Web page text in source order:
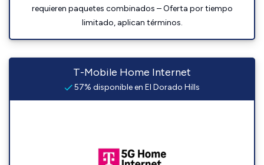
requieren paquetes combinados – Oferta por tiempo
limitado, aplican términos.
T-Mobile Home Internet
57% disponible en El Dorado Hills